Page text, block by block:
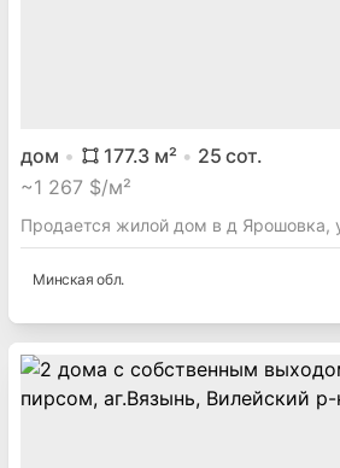
дом 177.3 м² 25 сот.
~1 267 $/м²
Продается жилой дом в д Ярошовка,
Минская обл.